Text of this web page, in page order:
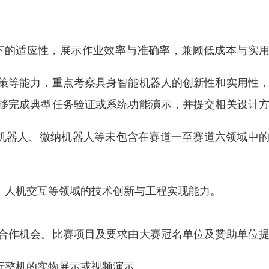
适应性，展示作业效率与准确率，兼顾低成本与实用
等能力，重点考察具身智能机器人的创新性和实用性，
完成典型任务验证或系统功能演示，并提交相关设计方
人、微纳机器人等未包含在赛道一至赛道六领域中的
机交互等领域的技术创新与工程实现能力。
作机会。比赛项目及要求由大赛冠名单位及赞助单位提
机的实物展示或视频演示。